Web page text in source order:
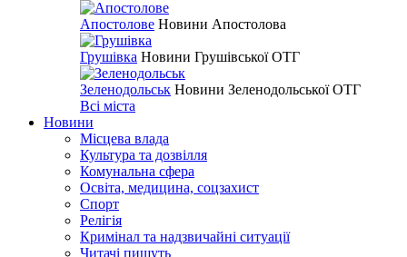
Апостолове Новини Апостолова
Грушівка Новини Грушівської ОТГ
Зеленодольськ Новини Зеленодольської ОТГ
Всі міста
Новини
Місцева влада
Культура та дозвілля
Комунальна сфера
Освіта, медицина, соцзахист
Спорт
Релігія
Кримінал та надзвичайні ситуації
Читачі пишуть